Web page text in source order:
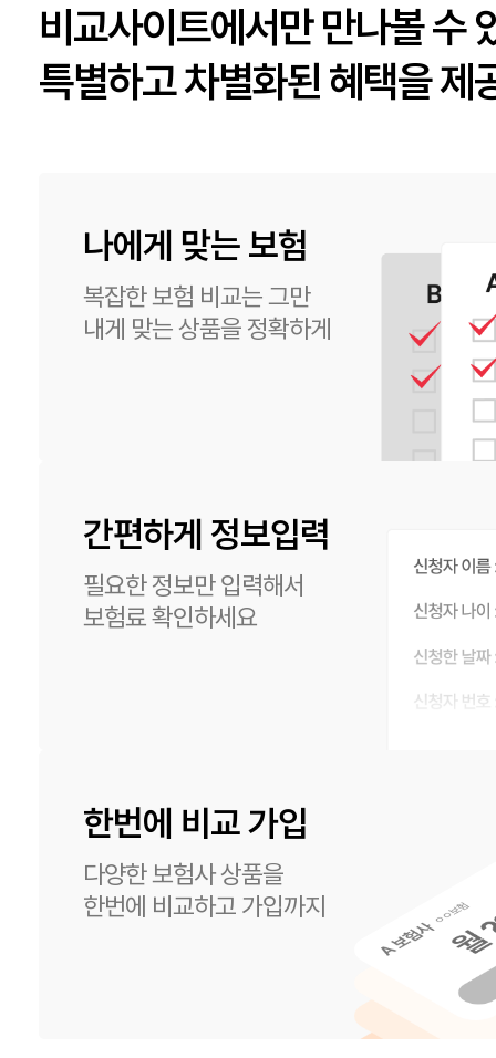
비교사이트에서만 만나볼 수
특별하고 차별화된 혜택을 제
나에게 맞는 보험
복잡한 보험 비교는 그만
내게 맞는 상품을 정확하게
간편하게 정보입력
필요한 정보만 입력해서
보험료 확인하세요
한번에 비교 가입
다양한 보험사 상품을
한번에 비교하고 가입까지